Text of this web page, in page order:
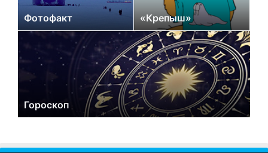
Фотофакт «Крепыш»
Гороскоп